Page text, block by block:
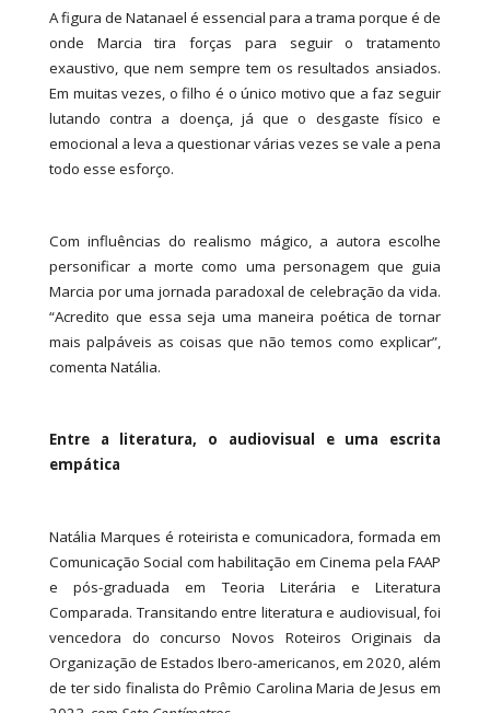
A figura de Natanael é essencial para a trama porque é de
onde Marcia tira forças para seguir o tratamento
exaustivo, que nem sempre tem os resultados ansiados.
Em muitas vezes, o filho é o único motivo que a faz seguir
lutando contra a doença, já que o desgaste físico e
emocional a leva a questionar várias vezes se vale a pena
todo esse esforço.
Com influências do realismo mágico, a autora escolhe
personificar a morte como uma personagem que guia
Marcia por uma jornada paradoxal de celebração da vida.
“Acredito que essa seja uma maneira poética de tornar
mais palpáveis as coisas que não temos como explicar”,
comenta Natália.
Entre a literatura, o audiovisual e uma escrita
empática
Natália Marques é roteirista e comunicadora, formada em
Comunicação Social com habilitação em Cinema pela FAAP
e pós-graduada em Teoria Literária e Literatura
Comparada. Transitando entre literatura e audiovisual, foi
vencedora do concurso Novos Roteiros Originais da
Organização de Estados Ibero-americanos, em 2020, além
de ter sido finalista do Prêmio Carolina Maria de Jesus em